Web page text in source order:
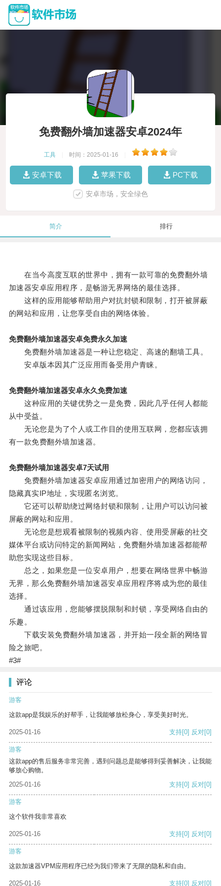
免费翻外墙加速器安卓2024年
工具 时间：2025-01-16
安卓下载 苹果下载 PC下载
安卓市场，安全绿色
简介 排行
在当今高度互联的世界中，拥有一款可靠的免费翻外墙
加速器安卓应用程序，是畅游无界网络的最佳选择。
这样的应用能够帮助用户对抗封锁和限制，打开被屏蔽
的网站和应用，让您享受自由的网络体验。
免费翻外墙加速器安卓免费永久加速
免费翻外墙加速器是一种让您稳定、高速的翻墙工具。
安卓版本因其广泛应用而备受用户青睐。
免费翻外墙加速器安卓永久免费加速
这种应用的关键优势之一是免费，因此几乎任何人都能
从中受益。
无论您是为了个人或工作目的使用互联网，您都应该拥
有一款免费翻外墙加速器。
免费翻外墙加速器安卓7天试用
免费翻外墙加速器安卓应用通过加密用户的网络访问，
隐藏真实IP地址，实现匿名浏览。
它还可以帮助绕过网络封锁和限制，让用户可以访问被
屏蔽的网站和应用。
无论您是想观看被限制的视频内容、使用受屏蔽的社交
媒体平台或访问特定的新闻网站，免费翻外墙加速器都能帮
助您实现这些目标。
总之，如果您是一位安卓用户，想要在网络世界中畅游
无界，那么免费翻外墙加速器安卓应用程序将成为您的最佳
选择。
通过该应用，您能够摆脱限制和封锁，享受网络自由的
乐趣。
下载安装免费翻外墙加速器，并开始一段全新的网络冒
险之旅吧。
#3#
评论
游客
这款app是我娱乐的好帮手，让我能够放松身心，享受美好时光。
2025-01-16 支持[0] 反对[0]
游客
这款app的售后服务非常完善，遇到问题总是能够得到妥善解决，让我能
够放心购物。
2025-01-16
支持[0] 反对[0]
游客
这个软件我非常喜欢
2025-01-16 支持[0] 反对[0]
游客
这款加速器VPM应用程序已经为我们带来了无限的隐私和自由。
2025-01-16 支持[0] 反对[0]